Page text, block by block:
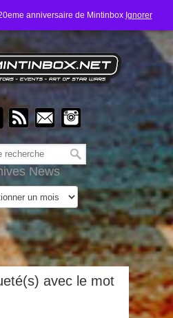
anniversaire de Mintinbox Ignorer
News
avec le mot